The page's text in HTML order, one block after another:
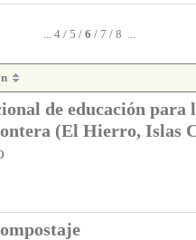
... 4 / 5 / 6 / 7 / 8 ...
de educación para
(El Hierro, Islas